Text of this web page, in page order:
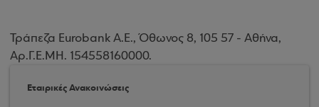
Τράπεζα Eurobank Α.Ε., Όθωνος 8, 105 57 - Αθήνα,
Αρ.Γ.Ε.ΜΗ. 154558160000.
Εταιρικές Ανακοινώσεις